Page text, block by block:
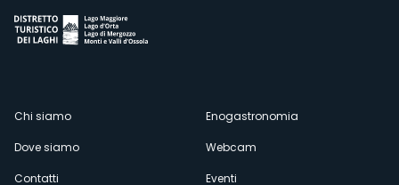
Menù
secondario
Chi siamo
Dove siamo
Contatti
Enogastronomia
Webcam
Eventi